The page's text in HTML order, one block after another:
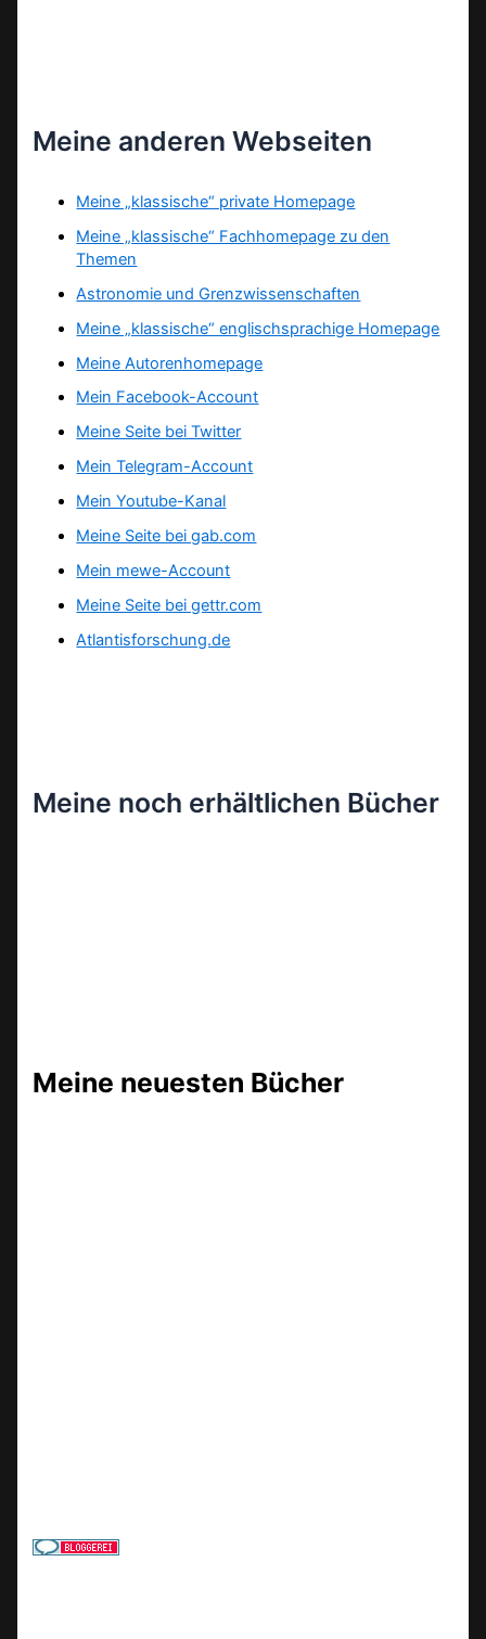
Meine anderen Webseiten
Meine „klassische“ private Homepage
Meine „klassische“ Fachhomepage zu den
Themen
Astronomie und Grenzwissenschaften
Meine „klassische“ englischsprachige Homepage
Meine Autorenhomepage
Mein Facebook-Account
Meine Seite bei Twitter
Mein Telegram-Account
Mein Youtube-Kanal
Meine Seite bei gab.com
Mein mewe-Account
Meine Seite bei gettr.com
Atlantisforschung.de
Meine noch erhältlichen Bücher
Meine neuesten Bücher